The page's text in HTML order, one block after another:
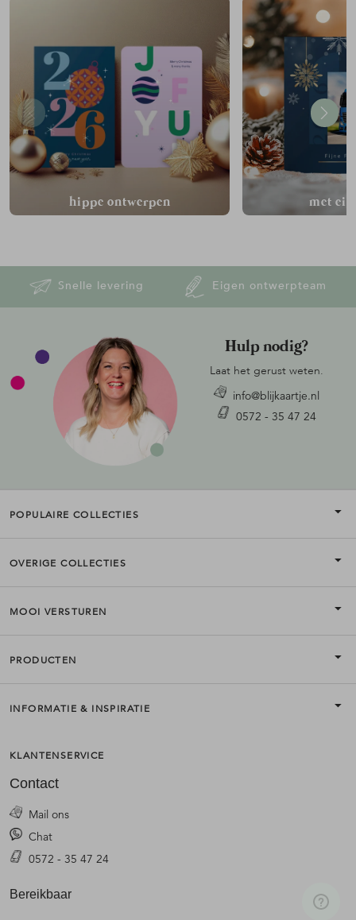
hippe ontwerpen met
Snelle levering Eigen ontwerpteam
Hulp nodig?
Laat het gerust weten.
info@blijkaartje.nl
0572 - 35 47 24
POPULAIRE COLLECTIES
OVERIGE COLLECTIES
MOOI VERSTUREN
PRODUCTEN
INFORMATIE & INSPIRATIE
KLANTENSERVICE
Contact
Mail ons
Chat
0572 - 35 47 24
Bereikbaar